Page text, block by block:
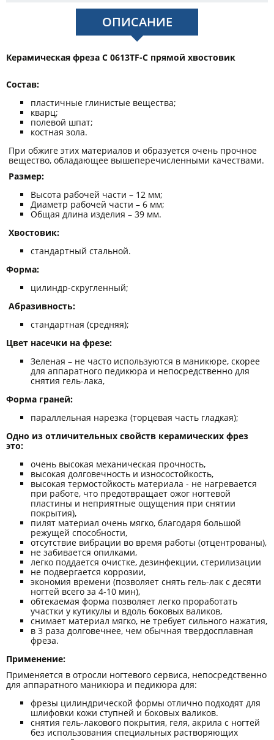
ОПИСАНИЕ
Керамическая фреза С 0613ТF-С прямой хвостовик
Состав:
пластичные глинистые вещества;
кварц;
полевой шпат;
костная зола.
При обжиге этих материалов и образуется очень прочное
вещество, обладающее вышеперечисленными качествами.
Размер:
Высота рабочей части – 12 мм;
Диаметр рабочей части – 6 мм;
Общая длина изделия – 39 мм.
Хвостовик:
стандартный стальной.
Форма:
цилиндр-скругленный;
Абразивность:
стандартная (средняя);
Цвет насечки на фрезе:
Зеленая – не часто используются в маникюре, скорее
для аппаратного педикюра и непосредственно для
снятия гель-лака,
Форма граней:
параллельная нарезка (торцевая часть гладкая);
Одно из отличительных свойств керамических фрез
это:
очень высокая механическая прочность,
высокая долговечность и износостойкость,
высокая термостойкость материала - не нагревается
при работе, что предотвращает ожог ногтевой
пластины и неприятные ощущения при снятии
покрытия),
пилят материал очень мягко, благодаря большой
режущей способности,
отсутствие вибрации во время работы (отцентрованы),
не забивается опилками,
легко поддается очистке, дезинфекции, стерилизации
не подвергается коррозии,
экономия времени (позволяет снять гель-лак с десяти
ногтей всего за 4-10 мин),
обтекаемая форма позволяет легко проработать
участки у кутикулы и вдоль боковых валиков,
снимает материал мягко, не требует сильного нажатия,
в 3 раза долговечнее, чем обычная твердосплавная
фреза.
Применение:
Применяется в отросли ногтевого сервиса, непосредственно
для аппаратного маникюра и педикюра для:
фрезы цилиндрической формы отлично подходят для
шлифовки кожи ступней и боковых валиков.
снятия гель-лакового покрытия, геля, акрила с ногтей
без использования специальных растворяющих